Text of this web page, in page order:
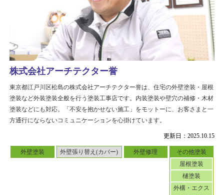
更新日：2025.10.15
外壁塗装 外壁張り替え(カバー) 外壁修理
その他塗装
屋根塗装
樋塗装
外構・エクス
株式会社アーチテクター誉
東京都江戸川区松島の株式会社アーチテクター誉は、住宅の外壁塗装・屋根
塗装など外装塗装全般を行う塗装工事店です。内装塗装や壁穴の補修・木材
塗装などにも対応。「不安を抱かせない施工」をモットーに、お客さまと一
方通行にならないコミュニケーションを心掛けています。